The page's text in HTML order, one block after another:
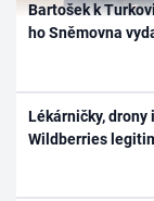
Bartošek k
ho Sněmovna
Lékárničky,
Wildberries